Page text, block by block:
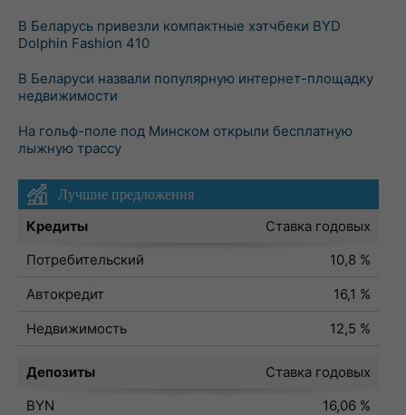
В Беларусь привезли компактные хэтчбеки BYD
Dolphin Fashion 410
В Беларуси назвали популярную интернет-площадку
недвижимости
На гольф-поле под Минском открыли бесплатную
лыжную трассу
Лучшие предложения
Кредиты
Ставка годовых
Потребительский
10,8 %
Автокредит
16,1 %
Недвижимость
12,5 %
Депозиты
Ставка годовых
BYN
16,06 %